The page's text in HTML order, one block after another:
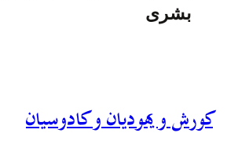
بشری
کورش و یهودیان و کادوسیان